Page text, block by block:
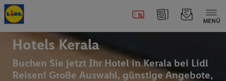
MENÜ
Hotels Kerala
Buchen Sie jetzt Ihr Hotel in Kerala bei Lidl
Reisen! Große Auswahl, günstige Angebote,